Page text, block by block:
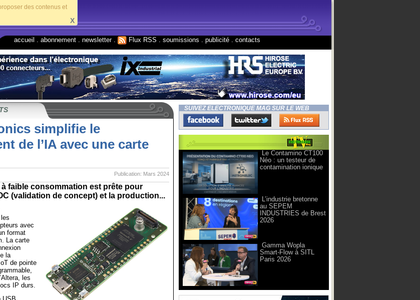
des contenus et
X
accueil abonnement newsletter. Flux RSS soumissions publicité contacts
simplifie le
de l’IA avec une carte
Publication: Mars 2024
à faible consommation est prête pour
(validation de concept) et la production...
avec
format
La carte
la
de pointe
les
IP durs.
SUIVEZ ELECTRONIQUE MAG SUR LE WEB
Le Contamino CT100
Néo : un testeur de
contamination ionique
L’industrie bretonne
au SEPEM
INDUSTRIES de Brest
2026
Gamma Wopla
Smart-Flow à SITL
Paris 2026